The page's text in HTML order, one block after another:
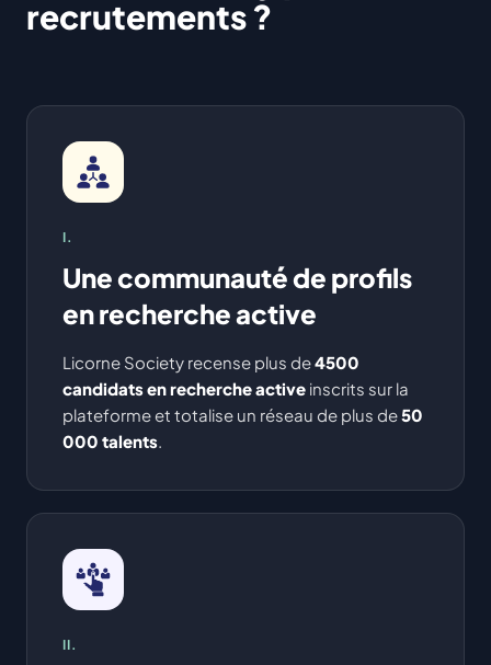
recrutements ?
I.
Une communauté de profils
en recherche active
Licorne Society recense plus de4500
candidats en recherche active inscrits sur la
plateforme et totalise un réseau de plus de50
000 talents.
II.